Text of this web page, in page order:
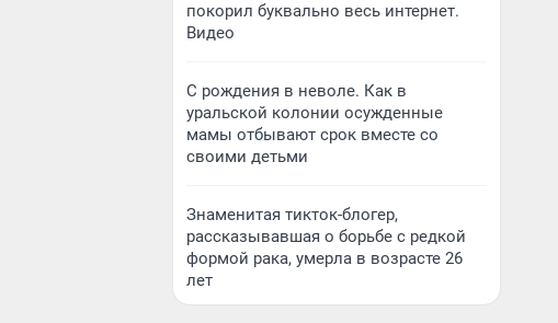
покорил буквально весь интернет.
Видео
С рождения в неволе. Как в
уральской колонии осужденные
мамы отбывают срок вместе со
своими детьми
Знаменитая тикток-блогер,
рассказывавшая о борьбе с редкой
формой рака, умерла в возрасте 26
лет